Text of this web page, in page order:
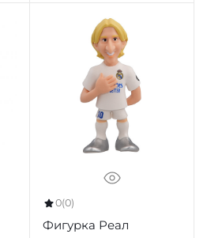
0(0)
Фигурка Реал